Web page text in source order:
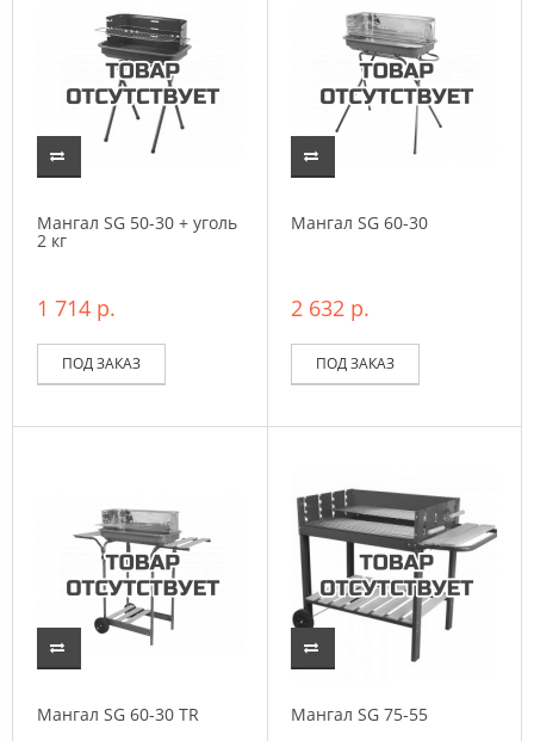
Мангал SG 50-30 + уголь
2 кг
1 714 р.
ПОД ЗАКАЗ
Мангал SG 60-30
2 632 р.
ПОД ЗАКАЗ
Мангал SG 60-30 TR Мангал SG 75-55